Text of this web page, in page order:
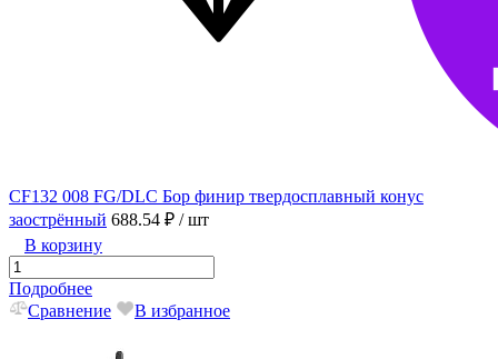
CF132 008 FG/DLC Бор финир твердосплавный конус
заострённый 688.54 ₽ / шт
В корзину
Подробнее
Сравнение
В избранное